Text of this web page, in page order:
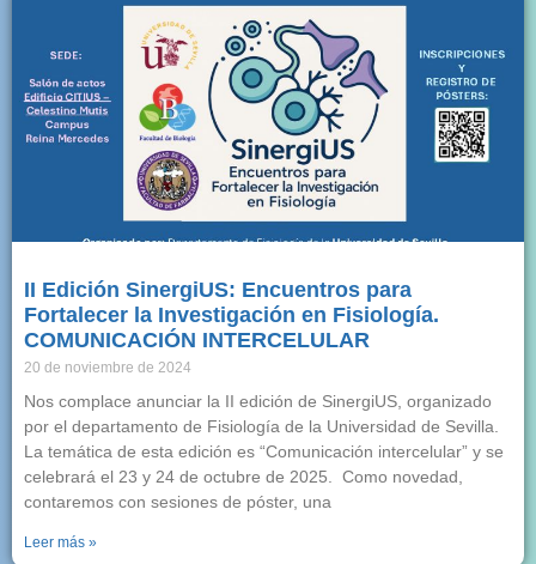
II Edición SinergiUS: Encuentros para
Fortalecer la Investigación en Fisiología.
COMUNICACIÓN INTERCELULAR
20 de noviembre de 2024
Nos complace anunciar la II edición de SinergiUS, organizado
por el departamento de Fisiología de la Universidad de Sevilla.
La temática de esta edición es “Comunicación intercelular” y se
celebrará el 23 y 24 de octubre de 2025. Como novedad,
contaremos con sesiones de póster, una
Leer más »